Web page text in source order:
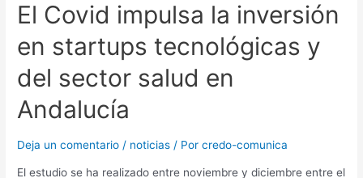
El Covid impulsa la inversión
en startups tecnológicas y
del sector salud en
Andalucía
Deja un comentario / noticias / Porcredo-comunica
El estudio se ha realizado entre noviembre y diciembre entre el